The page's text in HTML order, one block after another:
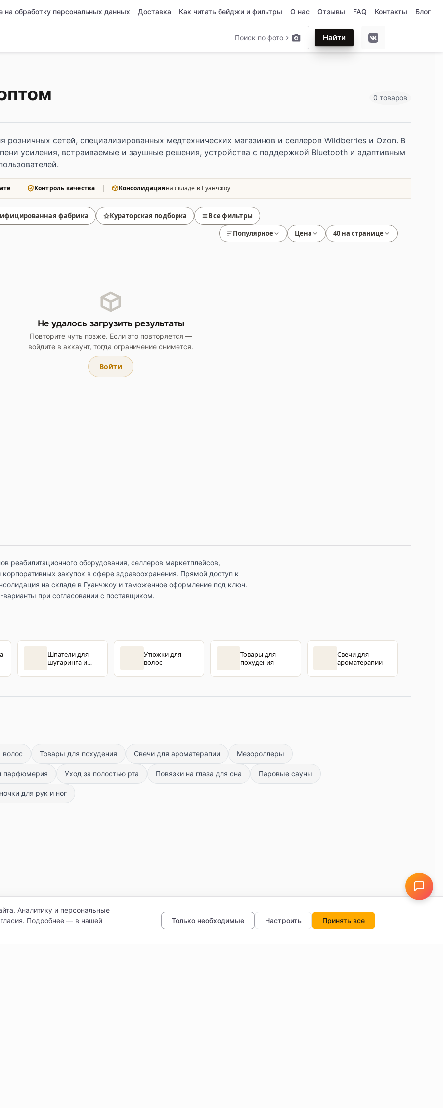
на обработку персональных данных Доставка Как читать бейджи и фильтры О нас Отзывы FAQ Контакты Блог
Поиск по фото Найти
0 товаров
розничных сетей, специализированных медтехнических магазинов и селлеров Wildberries и Ozon. В
усиления, встраиваемые и заушные решения, устройства с поддержкой Bluetooth и адаптивным
Контроль качества Консолидацияна складе в Гуанчжоу
фабрика Кураторская подборка
Все фильтры
Популярное
Цена 40 на странице
Не удалось загрузить результаты
Повторите чуть позже. Если это повторяется —
войдите в аккаунт, тогда ограничение снимется.
Войти
реабилитационного оборудования, селлеров маркетплейсов,
закупок в сфере здравоохранения. Прямой доступ к
на складе в Гуанчжоу и таможенное оформление под ключ.
при согласовании с поставщиком.
Шпатели для
шугаринга и
восковой
эпиляции
Утюжки для
волос
Товары для
похудения
Свечи для
ароматерапии
Товары для похудения Свечи для ароматерапии Мезороллеры
парфюмерия Уход за полостью рта Повязки на глаза для сна Паровые сауны
для рук и ног
Аналитику и персональные
Подробнее — в нашей
Только необходимые Настроить Принять все